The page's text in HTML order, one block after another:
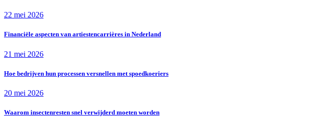
22 mei 2026
Financiële aspecten van artiestencarrières in Nederland
21 mei 2026
Hoe bedrijven hun processen versnellen met spoedkoeriers
20 mei 2026
Waarom insectenresten snel verwijderd moeten worden